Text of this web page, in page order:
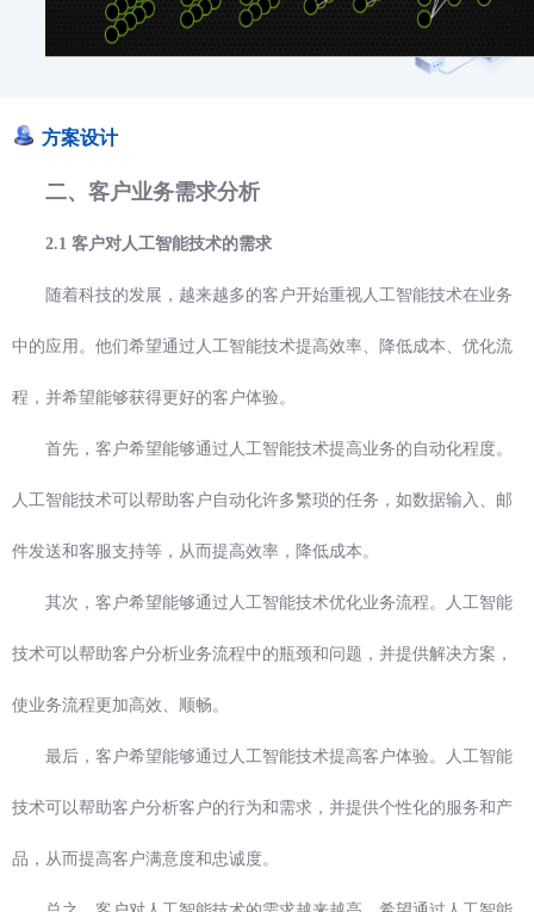
方案设计
二、客户业务需求分析
2.1 客户对人工智能技术的需求
随着科技的发展，越来越多的客户开始重视人工智能技术在业务
中的应用。他们希望通过人工智能技术提高效率、降低成本、优化流
程，并希望能够获得更好的客户体验。
首先，客户希望能够通过人工智能技术提高业务的自动化程度。
人工智能技术可以帮助客户自动化许多繁琐的任务，如数据输入、邮
件发送和客服支持等，从而提高效率，降低成本。
其次，客户希望能够通过人工智能技术优化业务流程。人工智能
技术可以帮助客户分析业务流程中的瓶颈和问题，并提供解决方案，
使业务流程更加高效、顺畅。
最后，客户希望能够通过人工智能技术提高客户体验。人工智能
技术可以帮助客户分析客户的行为和需求，并提供个性化的服务和产
品，从而提高客户满意度和忠诚度。